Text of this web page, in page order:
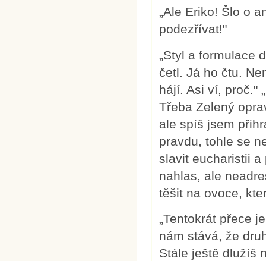
„Ale Eriko! Šlo o
podezřívat!"
„Styl a formulace
četl. Já ho čtu.
hájí. Asi ví, proč."
Třeba Zelený
ale spíš jsem
pravdu, tohle se
slavit eucharistii a
nahlas, ale
těšit na ovoce,
„Tentokrát přece
nám stává, že
Stále ještě dlužíš